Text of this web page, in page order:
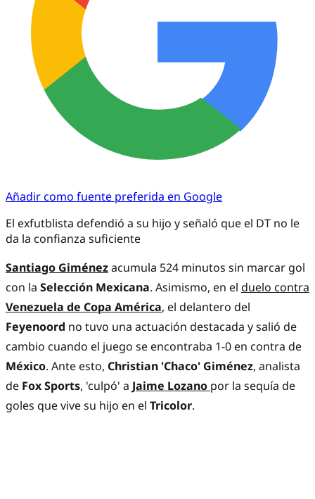
Añadir como fuente preferida en Google
El exfutblista defendió a su hijo y señaló que el DT no le
da la confianza suficiente
Santiago Giménezacumula 524 minutos sin marcar gol
con la Selección Mexicana. Asimismo, en el duelo contra
Venezuela de Copa América, el delantero del
Feyenoord no tuvo una actuación destacada y salió de
cambio cuando el juego se encontraba 1-0 en contra de
México. Ante esto, Christian 'Chaco' Giménez, analista
de Fox Sports, 'culpó' a Jaime Lozano por la sequía de
goles que vive su hijo en el Tricolor.